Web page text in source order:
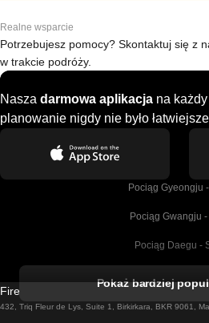
Realne wsparcie
Potrzebujesz pomocy? Skontaktuj się z
w trakcie podróży.
Nasza darmowa aplikacja na
planowanie nigdy nie było
Pociąg Gyeongju -
Pociąg Gwangju -
Pociąg Daegu -
Pociąg Dublin -
Pokaż bardziej
Firebird GT Limited (OC 1451)
432, Triq Fleur de Lys, Suite 1, Birkirkara, BKR 9061,